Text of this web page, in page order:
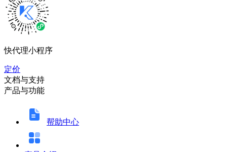
快代理小程序
定价
文档与支持
产品与功能
帮助中心